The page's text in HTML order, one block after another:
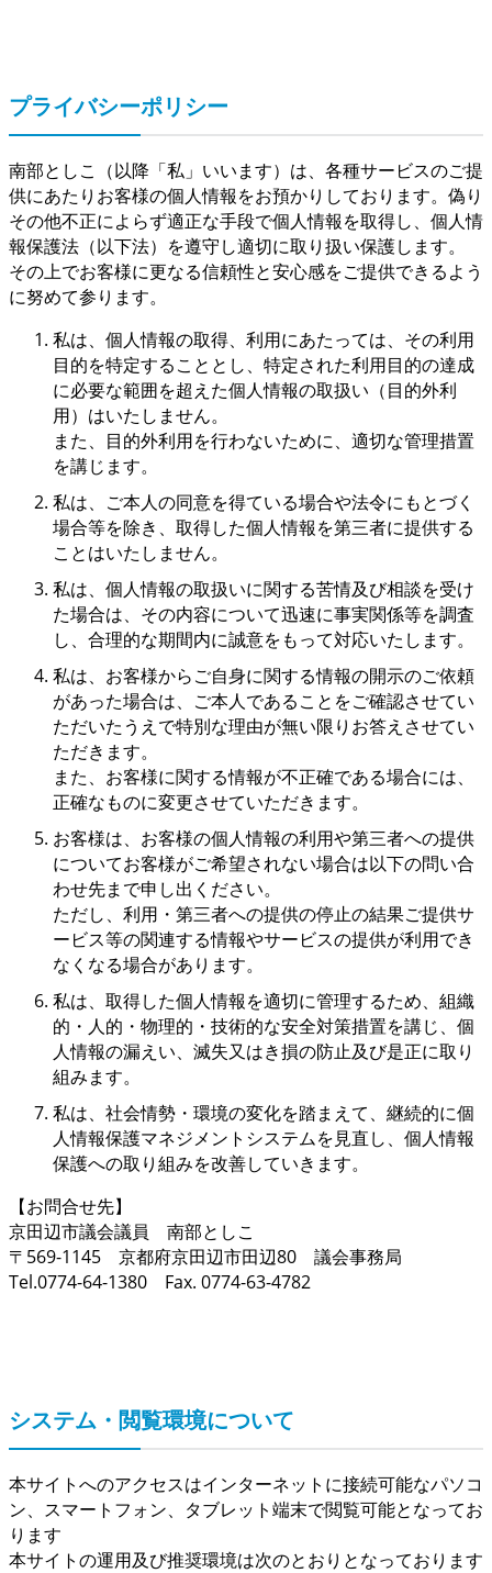
プライバシーポリシー
南部としこ（以降「私」いいます）は、各種サービスのご提
供にあたりお客様の個人情報をお預かりしております。偽り
その他不正によらず適正な手段で個人情報を取得し、個人情
報保護法（以下法）を遵守し適切に取り扱い保護します。
その上でお客様に更なる信頼性と安心感をご提供できるよう
に努めて参ります。
私は、個人情報の取得、利用にあたっては、その利用
目的を特定することとし、特定された利用目的の達成
に必要な範囲を超えた個人情報の取扱い（目的外利
用）はいたしません。
また、目的外利用を行わないために、適切な管理措置
を講じます。
私は、ご本人の同意を得ている場合や法令にもとづく
場合等を除き、取得した個人情報を第三者に提供する
ことはいたしません。
私は、個人情報の取扱いに関する苦情及び相談を受け
た場合は、その内容について迅速に事実関係等を調査
し、合理的な期間内に誠意をもって対応いたします。
私は、お客様からご自身に関する情報の開示のご依頼
があった場合は、ご本人であることをご確認させてい
ただいたうえで特別な理由が無い限りお答えさせてい
ただきます。
また、お客様に関する情報が不正確である場合には、
正確なものに変更させていただきます。
お客様は、お客様の個人情報の利用や第三者への提供
についてお客様がご希望されない場合は以下の問い合
わせ先まで申し出ください。
ただし、利用・第三者への提供の停止の結果ご提供サ
ービス等の関連する情報やサービスの提供が利用でき
なくなる場合があります。
私は、取得した個人情報を適切に管理するため、組織
的・人的・物理的・技術的な安全対策措置を講じ、個
人情報の漏えい、滅失又はき損の防止及び是正に取り
組みます。
私は、社会情勢・環境の変化を踏まえて、継続的に個
人情報保護マネジメントシステムを見直し、個人情報
保護への取り組みを改善していきます。
【お問合せ先】
京田辺市議会議員 南部としこ
〒569-1145 京都府京田辺市田辺80 議会事務局
Tel.0774-64-1380 Fax. 0774-63-4782
システム・閲覧環境について
本サイトへのアクセスはインターネットに接続可能なパソコ
ン、スマートフォン、タブレット端末で閲覧可能となってお
ります
本サイトの運用及び推奨環境は次のとおりとなっております